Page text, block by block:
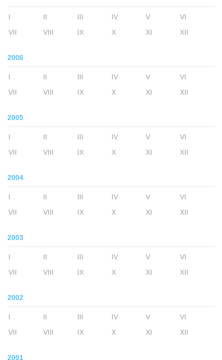
I II III IV V
VI
VII
VIII IX X XI XII
2006
I II III IV V
VI
VII
VIII IX X XI XII
2005
I II III IV V
VI
VII
VIII IX X XI XII
2004
I II III IV V
VI
VII
VIII IX X XI XII
2003
I II III IV V
VI
VII
VIII IX X XI XII
2002
I II III IV V
VI
VII
VIII IX X XI XII
2001